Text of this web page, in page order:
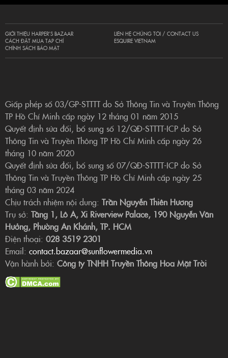
GIỚI THIỆU HARPER’S BAZAAR
CÁCH ĐẶT MUA TẠP CHÍ
CHÍNH SÁCH BẢO MẬT
LIÊN HỆ CHÚNG TÔI / CONTACT US
ESQUIRE VIETNAM
Giấp phép số 03/GP-STTTT do Sở Thông Tin và Truyền Thông
TP Hồ Chí Minh cấp ngày 12 tháng 01 năm 2015
Quyết định sửa đổi, bổ sung số 12/QĐ-STTTT-ICP do Sở
Thông Tin và Truyền Thông TP Hồ Chí Minh cấp ngày 26
tháng 10 năm 2020
Quyết định sửa đổi, bổ sung số 07/QĐ-STTTT-ICP do Sở
Thông Tin và Truyền Thông TP Hồ Chí Minh cấp ngày 25
tháng 03 năm 2024
Chịu trách nhiệm nội dung: Trần Nguyễn Thiên Hương
Trụ sở: Tầng 1, Lô A, Xi Riverview Palace, 190 Nguyễn Văn
Hưởng, Phường An Khánh, TP. HCM
Điện thoại: 028 3519 2301
Email: contact.bazaar@sunflowermedia.vn
Vận hành bởi: Công ty TNHH Truyền Thông Hoa Mặt Trời